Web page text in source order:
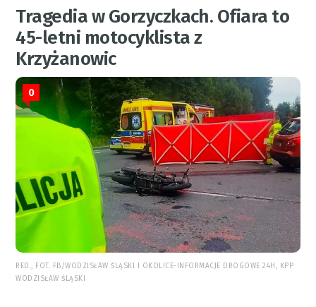
Tragedia w Gorzyczkach. Ofiara to
45-letni motocyklista z
Krzyżanowic
0
RED., FOT. FB/WODZISŁAW ŚLĄSKI I OKOLICE-INFORMACJE DROGOWE 24H, KPP
WODZISŁAW ŚLĄSKI